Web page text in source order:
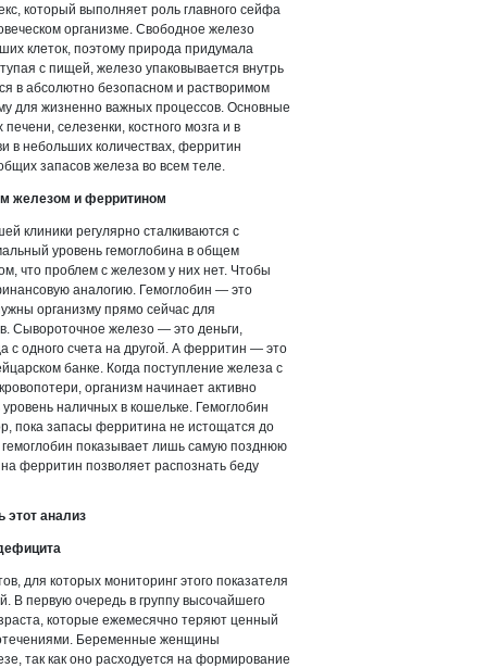
который выполняет роль главного сейфа
организме. Свободное железо
клеток, поэтому природа придумала
с пищей, железо упаковывается внутрь
в абсолютно безопасном и растворимом
для жизненно важных процессов. Основные
селезенки, костного мозга и в
в небольших количествах, ферритин
запасов железа во всем теле.
железом и ферритином
клиники регулярно сталкиваются с
уровень гемоглобина в общем
что проблем с железом у них нет. Чтобы
аналогию. Гемоглобин — это
организму прямо сейчас для
Сывороточное железо — это деньги,
с одного счета на другой. А ферритин — это
банке. Когда поступление железа с
организм начинает активно
наличных в кошельке. Гемоглобин
пока запасы ферритина не истощатся до
показывает лишь самую позднюю
ферритин позволяет распознать беду
этот анализ
для которых мониторинг этого показателя
В первую очередь в группу высочайшего
которые ежемесячно теряют ценный
Беременные женщины
так как оно расходуется на формирование